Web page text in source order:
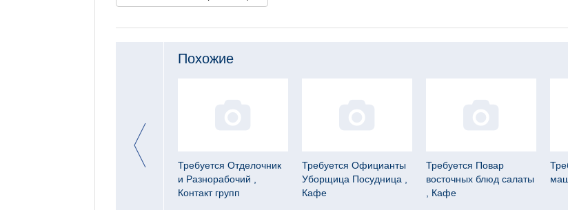
Похожие
Требуется Водитель с
Требуется Отделочник
и Разнорабочий ,
Контакт групп
Требуется Официанты
Уборщица Посудница ,
Кафе
Требуется Повар
восточных блюд салаты
, Кафе